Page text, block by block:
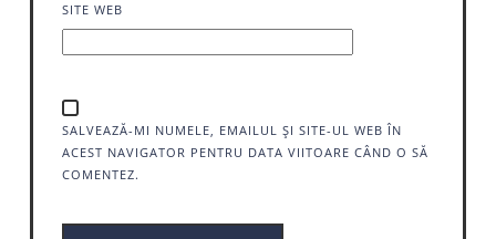
SITE WEB
SALVEAZĂ-MI NUMELE, EMAILUL ȘI SITE-UL WEB ÎN
ACEST NAVIGATOR PENTRU DATA VIITOARE CÂND O SĂ
COMENTEZ.